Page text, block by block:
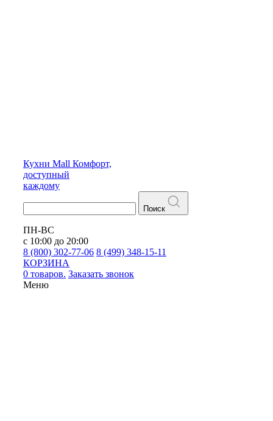
Кухни Mall Комфорт,
доступный
каждому
Поиск
ПН-ВС
с 10:00 до 20:00
8 (800) 302-77-06 8 (499) 348-15-11
КОРЗИНА
0 товаров. Заказать звонок
Меню